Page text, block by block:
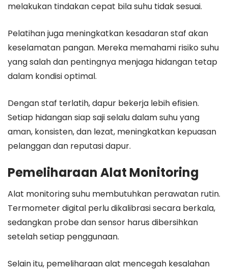
melakukan tindakan cepat bila suhu tidak sesuai.
Pelatihan juga meningkatkan kesadaran staf akan
keselamatan pangan. Mereka memahami risiko suhu
yang salah dan pentingnya menjaga hidangan tetap
dalam kondisi optimal.
Dengan staf terlatih, dapur bekerja lebih efisien.
Setiap hidangan siap saji selalu dalam suhu yang
aman, konsisten, dan lezat, meningkatkan kepuasan
pelanggan dan reputasi dapur.
Pemeliharaan Alat Monitoring
Alat monitoring suhu membutuhkan perawatan rutin.
Termometer digital perlu dikalibrasi secara berkala,
sedangkan probe dan sensor harus dibersihkan
setelah setiap penggunaan.
Selain itu, pemeliharaan alat mencegah kesalahan